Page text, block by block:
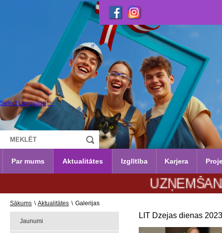
Select Language ▼
Par mums Aktualitātes Izglītība Karjera
UZŅEMŠANA
Sākums \ Aktualitātes \ Galerijas
Jaunumi
LIT Dzejas dienas